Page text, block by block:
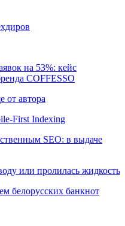
на 53%: кейс
COFFESSO
от автора
First Indexing
SEO: в выдаче
или пролилась жидкость
белорусских банкнот